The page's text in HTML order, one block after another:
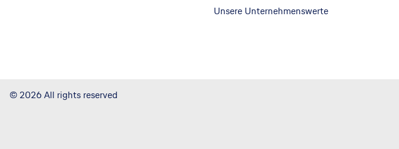
Unsere Unternehmenswerte
©2026All rights reserved